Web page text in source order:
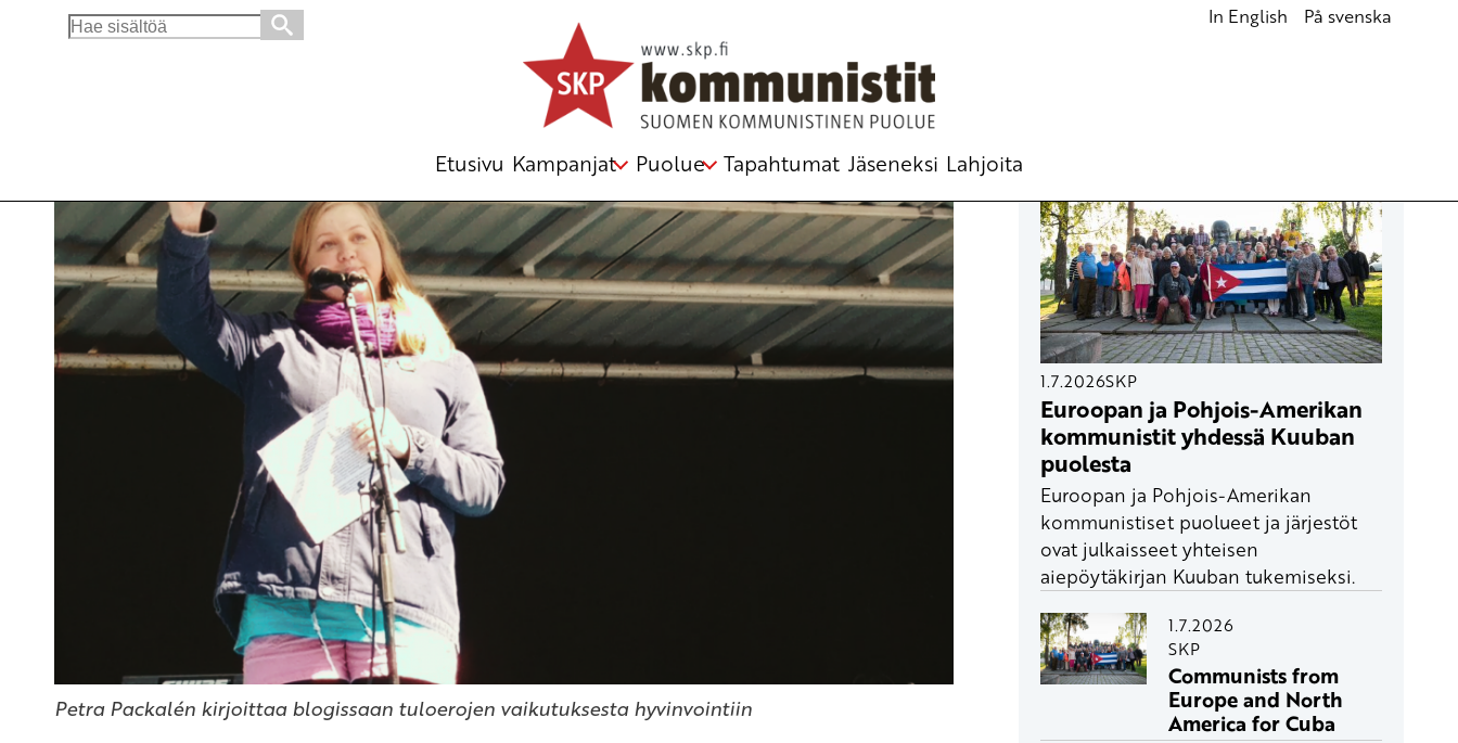
Search
In English På svenska
Etusivu Kampanjat Puolue Tapahtumat Jäseneksi Lahjoita
Petra Packalén kirjoittaa blogissaan tuloerojen vaikutuksesta hyvinvointiin
1.7.2026SKP
Euroopan ja Pohjois-Amerikan
kommunistit yhdessä Kuuban
puolesta
Euroopan ja Pohjois-Amerikan
kommunistiset puolueet ja järjestöt
ovat julkaisseet yhteisen
aiepöytäkirjan Kuuban tukemiseksi.
1.7.2026
SKP
Communists from
Europe and North
America for Cuba